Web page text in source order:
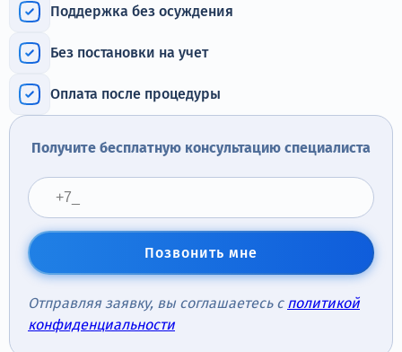
Дзержинский, ул. Ленина, 24
Поддержка без осуждения
Без постановки на учет
Оплата после процедуры
Получите бесплатную консультацию специалиста
Позвонить мне
Отправляя заявку, вы соглашаетесь с политикой
конфиденциальности